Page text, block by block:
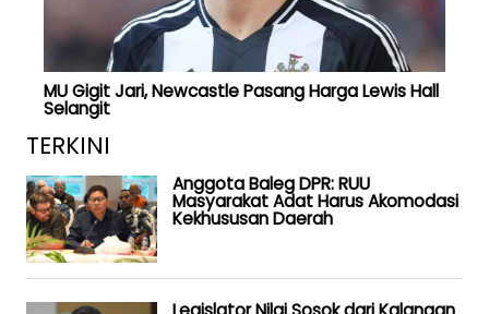
MU Gigit Jari, Newcastle Pasang Harga Lewis Hall
Selangit
TERKINI
Anggota Baleg DPR: RUU
Masyarakat Adat Harus Akomodasi
Kekhususan Daerah